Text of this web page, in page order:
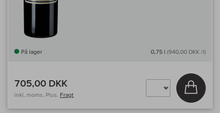
På lager 0,75 l (940,00 DKK /l)
705,00 DKK
inkl. moms, Plus. Fragt
Læg i